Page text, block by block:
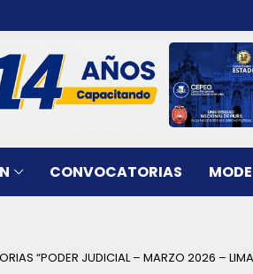
CONVOCATORIAS
“PODER JUDICIAL – MARZO 2026 –